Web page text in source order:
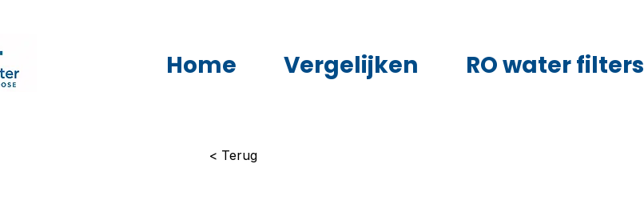
Home Vergelijken RO water filters
< Terug